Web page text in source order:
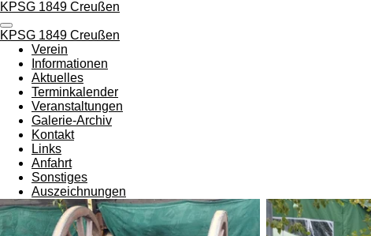
Zum
Hauptinhalt
springen
KPSG 1849 Creußen
KPSG 1849 Creußen
Verein
Informationen
Aktuelles
Terminkalender
Veranstaltungen
Galerie-Archiv
Kontakt
Links
Anfahrt
Sonstiges
Auszeichnungen